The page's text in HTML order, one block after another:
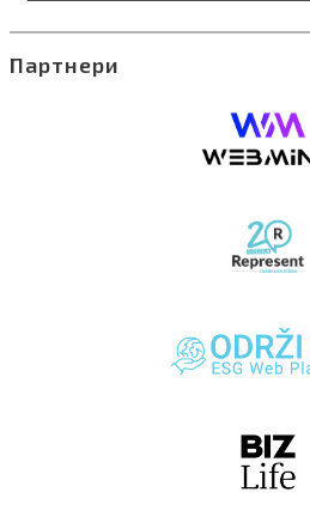
Партнери